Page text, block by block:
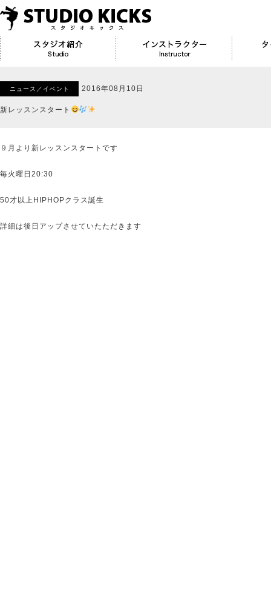
ニュース／イベント 2016年08月10日
新レッスンスタート
９月より新レッスンスタートです
毎火曜日20:30
50才以上HIPHOPクラス誕生
詳細は後日アップさせていたただきます